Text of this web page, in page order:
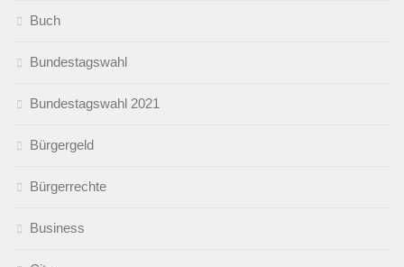
Buch
Bundestagswahl
Bundestagswahl 2021
Bürgergeld
Bürgerrechte
Business